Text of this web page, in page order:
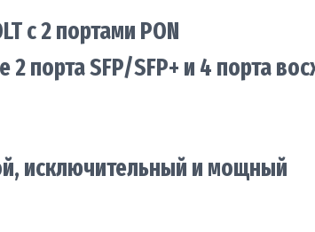
с 2 портами PON
2 порта SFP/SFP+ и 4 порта
исключительный и мощный